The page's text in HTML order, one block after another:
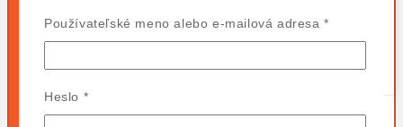
Doplnky a príslušenstvo
Používateľské meno alebo e-mailová adresa*Povinné
Heslo *Povinné